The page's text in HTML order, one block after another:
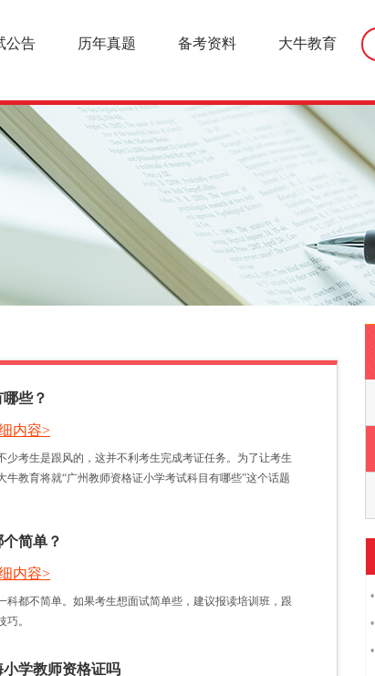
公告 历年真题 备考资料 大牛教育
些？
少考生是跟风的，这并不利考生完成考证任务。为了让考生
教育将就“广州教师资格证小学考试科目有哪些”这个话题
内容>
简单？
科都不简单。如果考生想面试简单些，建议报读培训班，跟
。
内容>
学教师资格证吗
小学教师资格证
•
•
•